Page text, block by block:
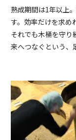
熟成期間は1年以上
す。効率だけを求め
それでも木桶を守り
来へつなぐという、